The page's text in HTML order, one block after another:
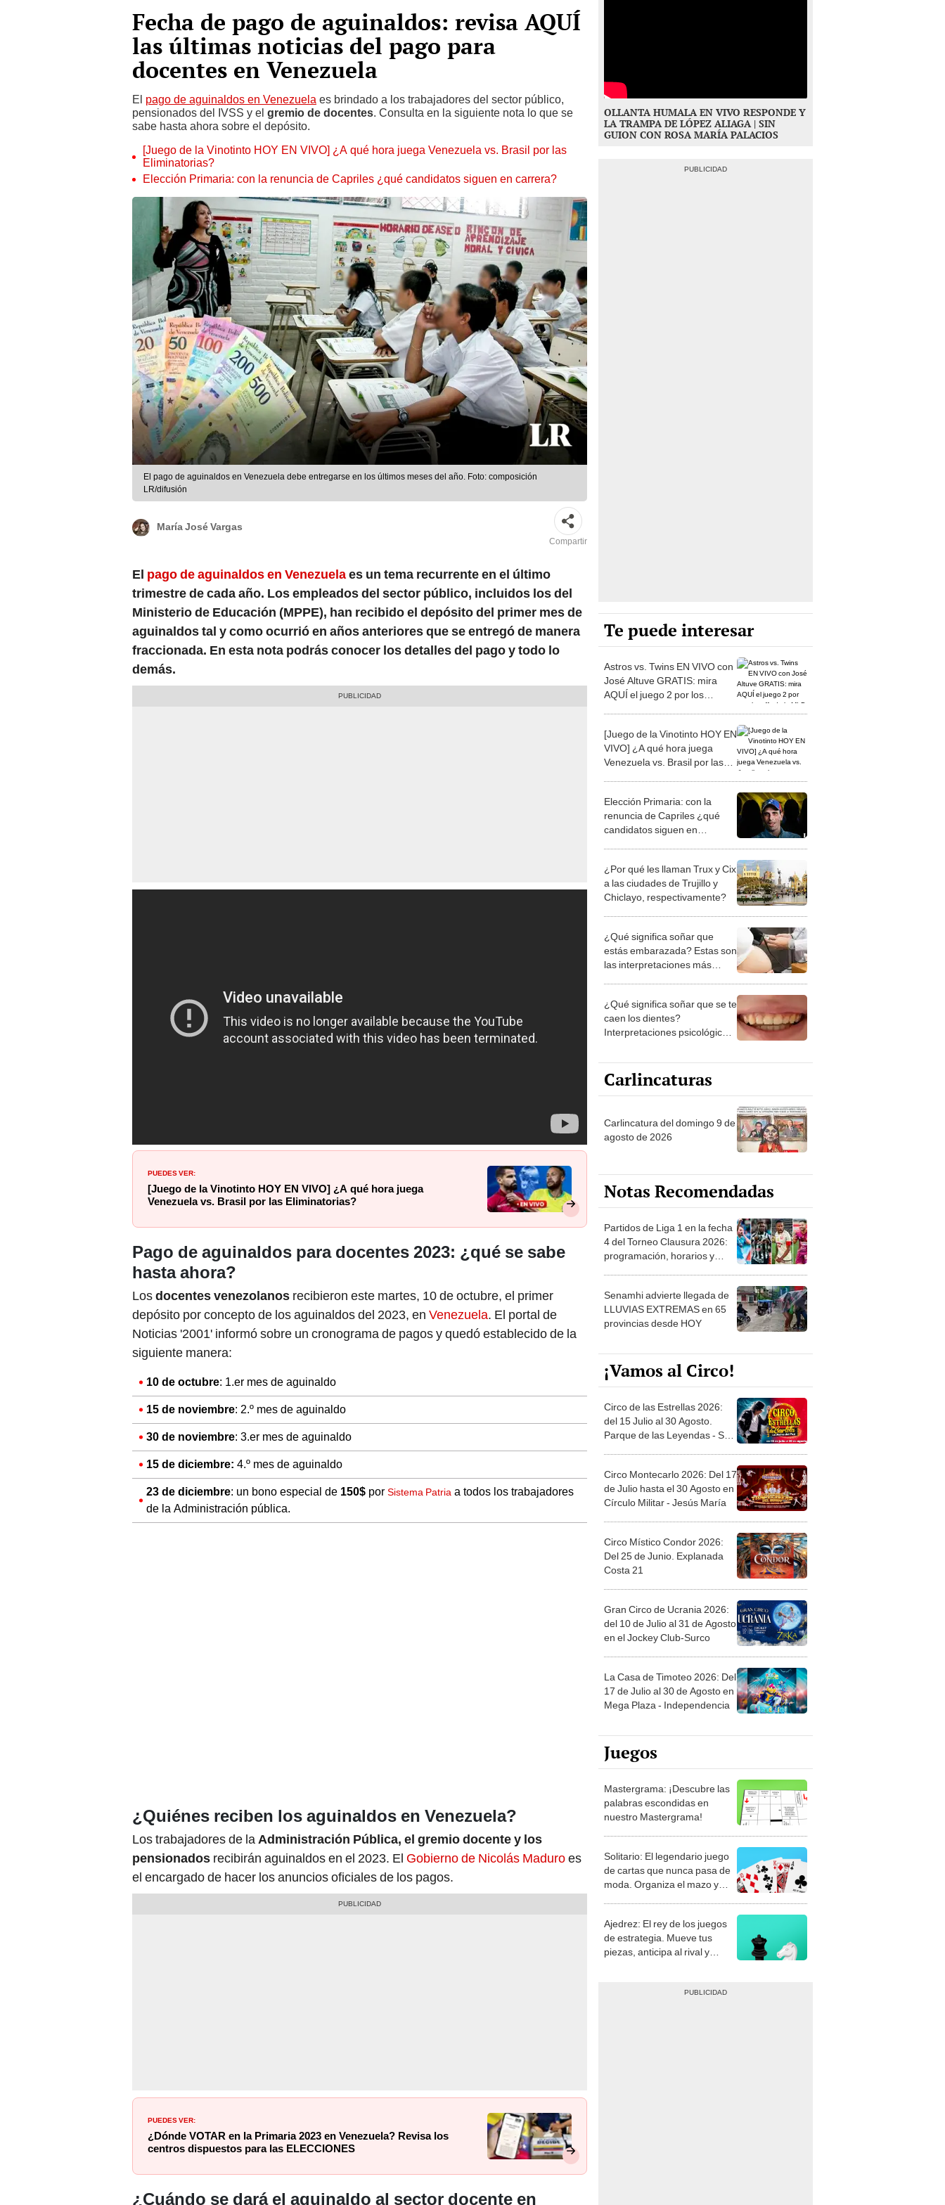
Fecha de pago de aguinaldos: revisa AQUÍ
las últimas noticias del pago para
docentes en Venezuela
El pago de aguinaldos en Venezuela es brindado a los trabajadores del sector público,
pensionados del IVSS y el gremio de docentes. Consulta en la siguiente nota lo que se
sabe hasta ahora sobre el depósito.
[Juego de la Vinotinto HOY EN VIVO] ¿A qué hora juega Venezuela vs. Brasil por las
Eliminatorias?
Elección Primaria: con la renuncia de Capriles ¿qué candidatos siguen en carrera?
El pago de aguinaldos en Venezuela debe entregarse en los últimos meses del año. Foto: composición
LR/difusión
María José Vargas
Compartir
El pago de aguinaldos en Venezuelaes un tema recurrente en el último
trimestre de cada año. Los empleados del sector público, incluidos los del
Ministerio de Educación (MPPE), han recibido el depósito del primer mes de
aguinaldos tal y como ocurrió en años anteriores que se entregó de manera
fraccionada. En esta nota podrás conocer los detalles del pago y todo lo
demás.
PUEDES VER:
[Juego de la Vinotinto HOY EN VIVO] ¿A qué hora juega
Venezuela vs. Brasil por las Eliminatorias?
Pago de aguinaldos para docentes 2023: ¿qué se sabe
hasta ahora?
Losdocentes venezolanos recibieron este martes, 10 de octubre, el primer
depósito por concepto de los aguinaldos del 2023, en Venezuela. El portal de
Noticias '2001' informó sobre un cronograma de pagos y quedó establecido de la
siguiente manera:
10 de octubre: 1.er mes de aguinaldo
15 de noviembre: 2.º mes de aguinaldo
30 de noviembre: 3.er mes de aguinaldo
15 de diciembre: 4.º mes de aguinaldo
23 de diciembre: un bono especial de 150$ por Sistema Patria a todos los trabajadores
de la Administración pública.
¿Quiénes reciben los aguinaldos en Venezuela?
Los trabajadores de la Administración Pública, el gremio docente y los
pensionados recibirán aguinaldos en el 2023. El Gobierno de Nicolás Maduroes
el encargado de hacer los anuncios oficiales de los pagos.
PUEDES VER:
¿Dónde VOTAR en la Primaria 2023 en Venezuela? Revisa los
centros dispuestos para las ELECCIONES
¿Cuándo se dará el aguinaldo al sector docente en
OLLANTA HUMALA EN VIVO RESPONDE Y
LA TRAMPA DE LÓPEZ ALIAGA | SIN
GUION CON ROSA MARÍA PALACIOS
Te puede interesar
Astros vs. Twins EN VIVO con
José Altuve GRATIS: mira
AQUÍ el juego 2 por los
[Juego de la Vinotinto HOY EN
VIVO] ¿A qué hora juega
Venezuela vs. Brasil por las
Elección Primaria: con la
renuncia de Capriles ¿qué
candidatos siguen en
¿Por qué les llaman Trux y Cix
a las ciudades de Trujillo y
Chiclayo, respectivamente?
¿Qué significa soñar que
estás embarazada? Estas son
las interpretaciones más
¿Qué significa soñar que se te
caen los dientes?
Interpretaciones psicológicas
Carlincaturas
Carlincatura del domingo 9 de
agosto de 2026
Notas Recomendadas
Partidos de Liga 1 en la fecha
4 del Torneo Clausura 2026:
programación, horarios y
Senamhi advierte llegada de
LLUVIAS EXTREMAS en 65
provincias desde HOY
¡Vamos al Circo!
Circo de las Estrellas 2026:
del 15 Julio al 30 Agosto.
Parque de las Leyendas - San
Circo Montecarlo 2026: Del 17
de Julio hasta el 30 Agosto en
Círculo Militar - Jesús María
Circo Místico Condor 2026:
Del 25 de Junio. Explanada
Costa 21
Gran Circo de Ucrania 2026:
del 10 de Julio al 31 de Agosto
en el Jockey Club-Surco
La Casa de Timoteo 2026: Del
17 de Julio al 30 de Agosto en
Mega Plaza - Independencia
Juegos
Mastergrama: ¡Descubre las
palabras escondidas en
nuestro Mastergrama!
Solitario: El legendario juego
de cartas que nunca pasa de
moda. Organiza el mazo y
Ajedrez: El rey de los juegos
de estrategia. Mueve tus
piezas, anticipa al rival y